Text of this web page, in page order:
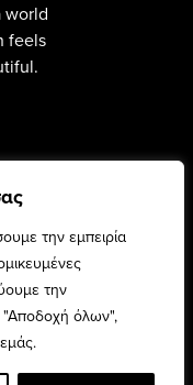
την εμπειρία
την
"Αποδοχή όλων",
world
feels
and
with